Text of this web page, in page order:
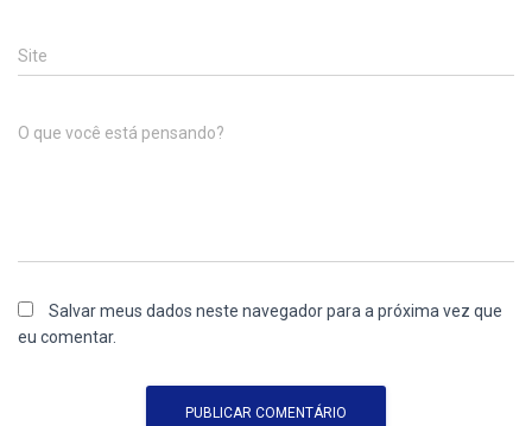
Site
O que você está pensando?
Salvar meus dados neste navegador para a próxima vez que
eu comentar.